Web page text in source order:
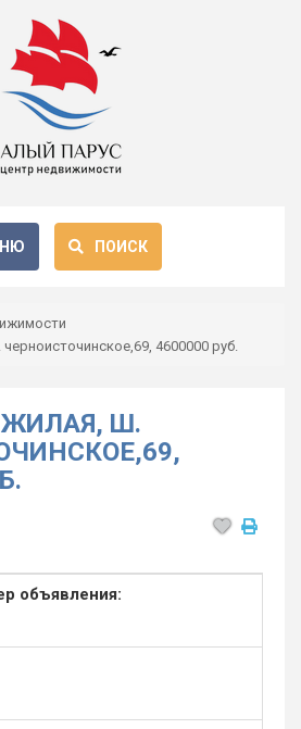
ПОИСК
4600000 руб.
Ш.
объявления: